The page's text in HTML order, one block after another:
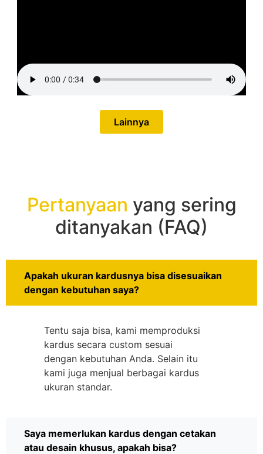
Lainnya
Pertanyaan yang sering
ditanyakan (FAQ)
Apakah ukuran kardusnya bisa disesuaikan
dengan kebutuhan saya?
Tentu saja bisa, kami memproduksi
kardus secara custom sesuai
dengan kebutuhan Anda. Selain itu
kami juga menjual berbagai kardus
ukuran standar.
Saya memerlukan kardus dengan cetakan
atau desain khusus, apakah bisa?